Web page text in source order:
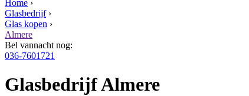
Home ›
Glasbedrijf›
Glas kopen ›
Almere
Bel vannacht nog:
036-7601721
Glasbedrijf Almere